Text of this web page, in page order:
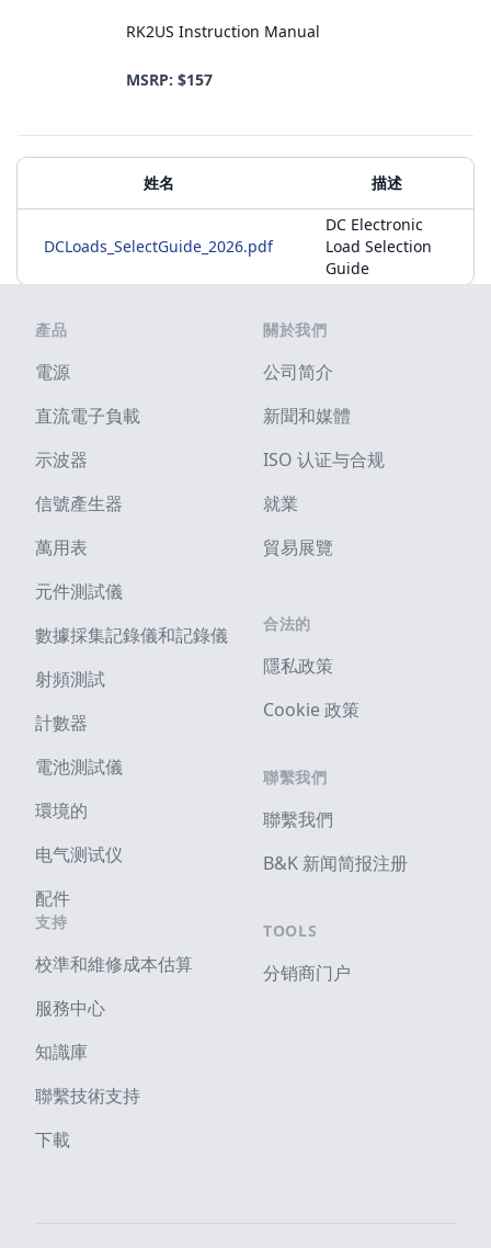
RK2US Instruction Manual
MSRP: $157
附加材料
姓名 描述
DCLoads_SelectGuide_2026.pdf
DC Electronic
Load Selection
Guide
產品
電源
直流電子負載
示波器
信號產生器
萬用表
元件測試儀
數據採集記錄儀和記錄儀
射頻測試
計數器
電池測試儀
環境的
电气测试仪
配件
支持
校準和維修成本估算
服務中心
知識庫
聯繫技術支持
下載
關於我們
公司简介
新聞和媒體
ISO 认证与合规
就業
貿易展覽
合法的
隱私政策
Cookie 政策
聯繫我們
聯繫我們
B&K 新闻简报注册
TOOLS
分销商门户